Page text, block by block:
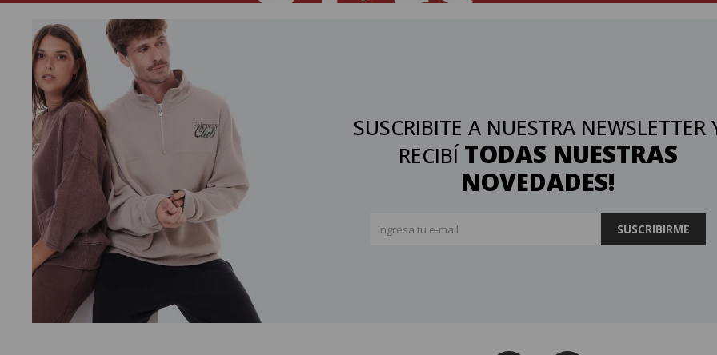
SUSCRIBITE A NUESTRA NEWSLETTER
RECIBÍ TODAS NUESTRAS
NOVEDADES!
SUSCRIBIRME